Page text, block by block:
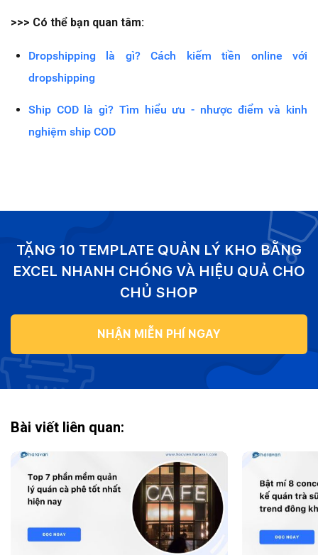
>>> Có thể bạn quan tâm:
Dropshipping là gì? Cách kiếm tiền online với
dropshipping
Ship COD là gì? Tìm hiểu ưu - nhược điểm và kinh
nghiệm ship COD
TẶNG 10 TEMPLATE QUẢN LÝ KHO BẰNG
EXCEL NHANH CHÓNG VÀ HIỆU QUẢ CHO
CHỦ SHOP
NHẬN MIỄN PHÍ NGAY
Bài viết liên quan: